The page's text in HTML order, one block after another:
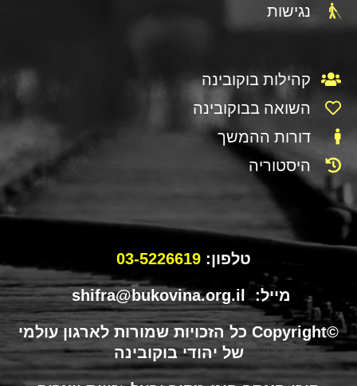
נגישות
קהילות בוקובינה
השואה בבוקובינה
דורות ההמשך
היסטוריה
טלפון:03-5226619
מייל: shifra@bukovina.org.il
©Copyright כל הזכויות שמורות לארגון עולמי
של יהודי בוקובינה